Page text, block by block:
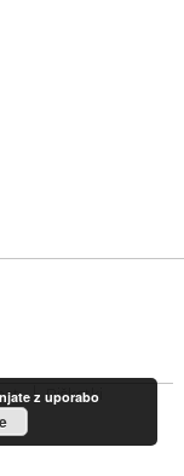
Piškotki
z uporabo